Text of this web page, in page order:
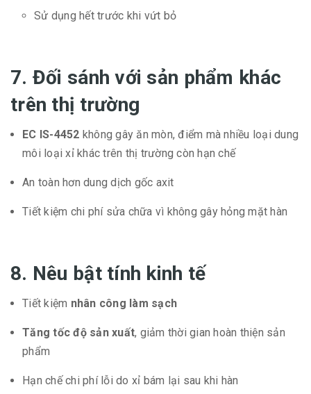
Sử dụng hết trước khi vứt bỏ
7. Đối sánh với sản phẩm khác
trên thị trường
EC IS-4452 không gây ăn mòn, điểm mà nhiều loại dung
môi loại xỉ khác trên thị trường còn hạn chế
An toàn hơn dung dịch gốc axit
Tiết kiệm chi phí sửa chữa vì không gây hỏng mặt hàn
8. Nêu bật tính kinh tế
Tiết kiệm nhân công làm sạch
Tăng tốc độ sản xuất, giảm thời gian hoàn thiện sản
phẩm
Hạn chế chi phí lỗi do xỉ bám lại sau khi hàn